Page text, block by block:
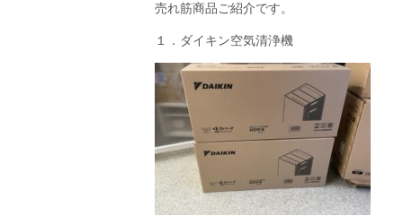
売れ筋商品ご紹介です。
１．ダイキン空気清浄機